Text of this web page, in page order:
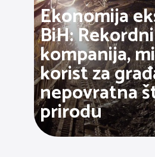
Ekonomija
BiH:
kompanija,
korist za
nepovratna
prirodu